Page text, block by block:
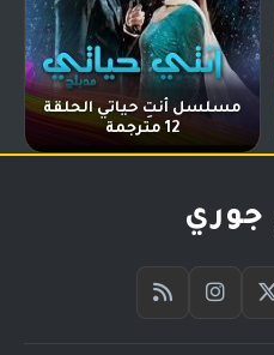
مسلسل أنتِ حياتي الحلقة
12 مترجمة
جوري